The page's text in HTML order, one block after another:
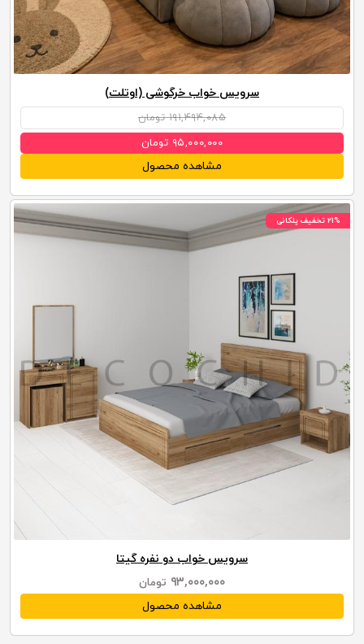
سرویس خواب خرگوشی (اوتلت)
۱۹۱,۴۹۴,۰۸۵ تومان
۹۵,۰۰۰,۰۰۰ تومان
مشاهده محصول
۲۱% تخفیف پلکانی
سرویس خواب دو نفره گیتا
۹۳,۰۰۰,۰۰۰ تومان
مشاهده محصول